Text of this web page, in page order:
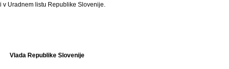
Uradnem listu Republike Slovenije.
Vlada Republike Slovenije